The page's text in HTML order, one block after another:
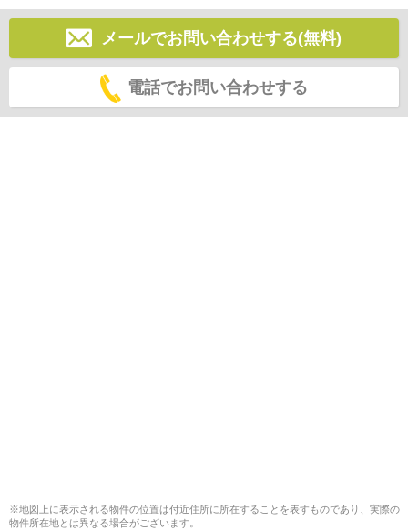
メールでお問い合わせする(無料)
電話でお問い合わせする
※地図上に表示される物件の位置は付近住所に所在することを表すものであり、実際の
物件所在地とは異なる場合がございます。